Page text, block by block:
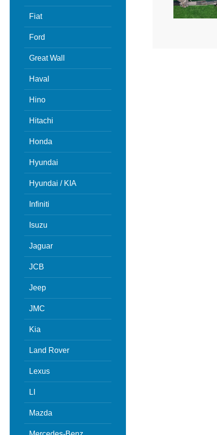
Fiat
Ford
Great Wall
Haval
Hino
Hitachi
Honda
Hyundai
Hyundai / KIA
Infiniti
Isuzu
Jaguar
JCB
Jeep
JMC
Kia
Land Rover
Lexus
LI
Mazda